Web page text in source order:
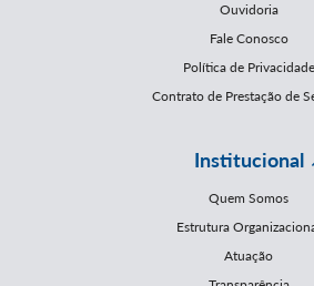
Ouvidoria
Fale Conosco
Política de Privacidade
Contrato de Prestação de
Institucional
Quem Somos
Estrutura
Atuação